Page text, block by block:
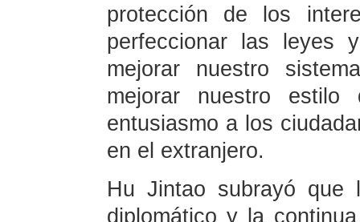
protección de los
perfeccionar las leyes
mejorar nuestro
mejorar nuestro
entusiasmo a los
en el extranjero.
Hu Jintao subrayó que
diplomático y la